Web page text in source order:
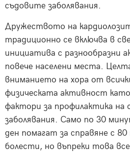
съдовите заболявания.
Дружеството на
традиционно се включва в
инициатива с разнообразни
повече населени места.
вниманието на хора от
физическата активност
фактори за профилактика на
заболявания. Само по 30
ден помагат за справяне с
болести, но въпреки това